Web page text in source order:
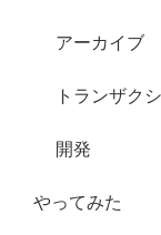
アーカイブ
トランザク
開発
やってみた